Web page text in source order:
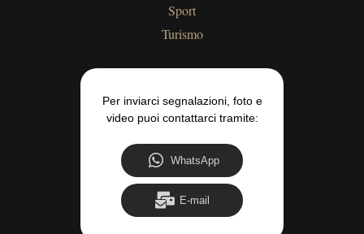
Sport
Turismo
Per inviarci segnalazioni, foto e
video puoi contattarci tramite:
WhatsApp
E-mail